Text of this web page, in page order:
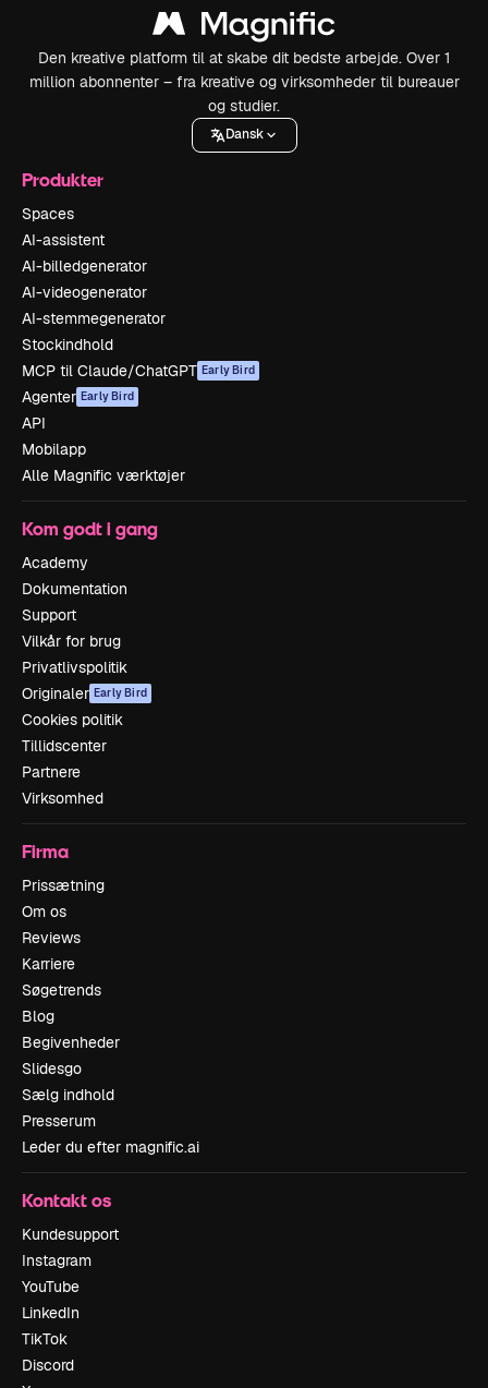
Den kreative platform til at skabe dit bedste arbejde. Over 1
million abonnenter – fra kreative og virksomheder til bureauer
og studier.
Dansk
Produkter
Spaces
AI-assistent
AI-billedgenerator
AI-videogenerator
AI-stemmegenerator
Stockindhold
MCP til Claude/ChatGPT Early Bird
Agenter Early Bird
API
Mobilapp
Alle Magnific værktøjer
Kom godt i gang
Academy
Dokumentation
Support
Vilkår for brug
Privatlivspolitik
Originaler Early Bird
Cookies politik
Tillidscenter
Partnere
Virksomhed
Firma
Prissætning
Om os
Reviews
Karriere
Søgetrends
Blog
Begivenheder
Slidesgo
Sælg indhold
Presserum
Leder du efter magnific.ai
Kontakt os
Kundesupport
Instagram
YouTube
LinkedIn
TikTok
Discord